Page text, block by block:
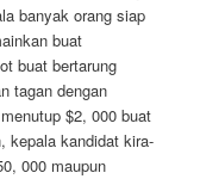
banyak orang siap
buat
buat bertarung
tagan dengan
$2, 000 buat
kepala kandidat kira-
000 maupun